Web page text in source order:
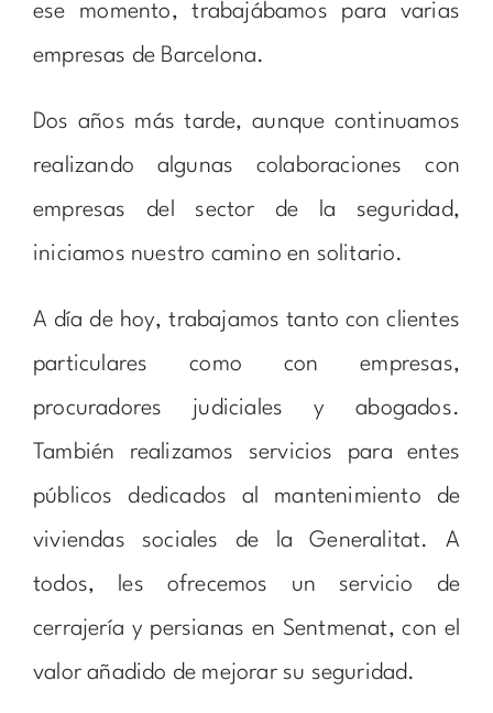
ese momento, trabajábamos para varias
empresas de Barcelona.
Dos años más tarde, aunque continuamos
realizando algunas colaboraciones con
empresas del sector de la seguridad,
iniciamos nuestro camino en solitario.
A día de hoy, trabajamos tanto con clientes
particulares como con empresas,
procuradores judiciales y abogados.
También realizamos servicios para entes
públicos dedicados al mantenimiento de
viviendas sociales de la Generalitat. A
todos, les ofrecemos un servicio de
cerrajería y persianas en Sentmenat, con el
valor añadido de mejorar su seguridad.